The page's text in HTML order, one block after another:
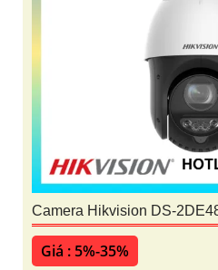
Camera Hikvision DS-
Giá : 5%-35%